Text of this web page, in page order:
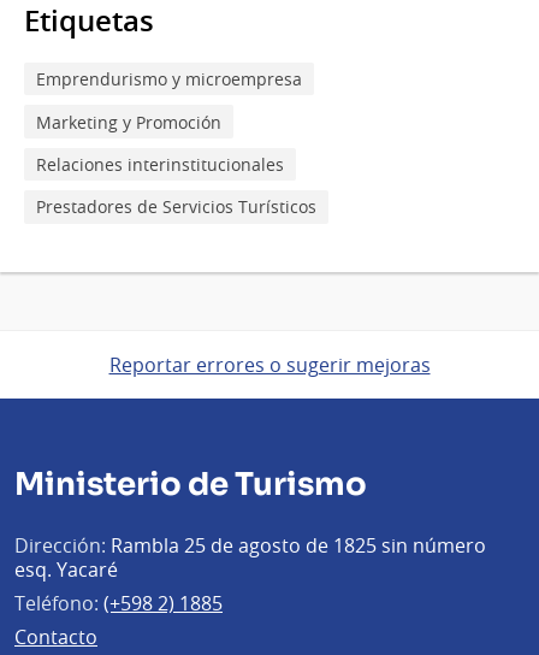
Etiquetas
Emprendurismo y microempresa
Marketing y Promoción
Relaciones interinstitucionales
Prestadores de Servicios Turísticos
Reportar errores o sugerir mejoras
Ministerio de Turismo
Dirección: Rambla 25 de agosto de 1825 sin número
esq. Yacaré
Teléfono: (+598 2) 1885
Contacto